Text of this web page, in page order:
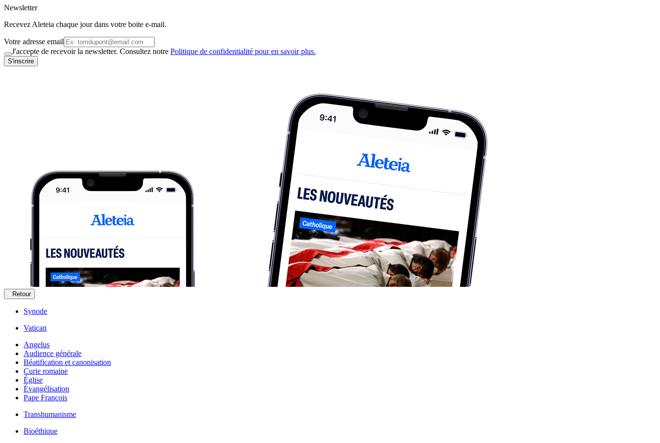
Newsletter
Recevez Aleteia chaque jour dans votre boite e-mail.
Votre adresse email
J'accepte de recevoir la newsletter. Consultez notre Politique de confidentialité pour en savoir plus.
S'inscrire
Retour
Synode
Vatican
Angelus
Audience générale
Béatification et canonisation
Curie romaine
Église
Évangélisation
Pape François
Transhumanisme
Bioéthique